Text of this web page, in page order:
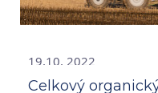
19.10. 2022
Celkový